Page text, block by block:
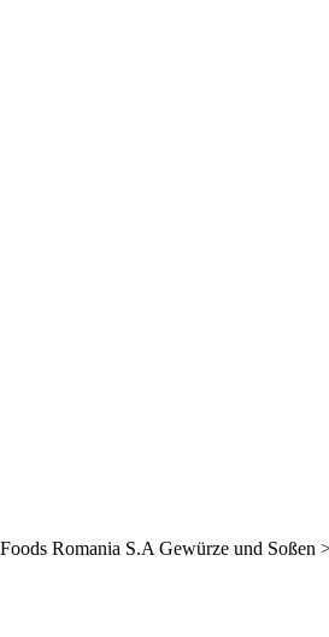
Romania S.A Gewürze und Soßen